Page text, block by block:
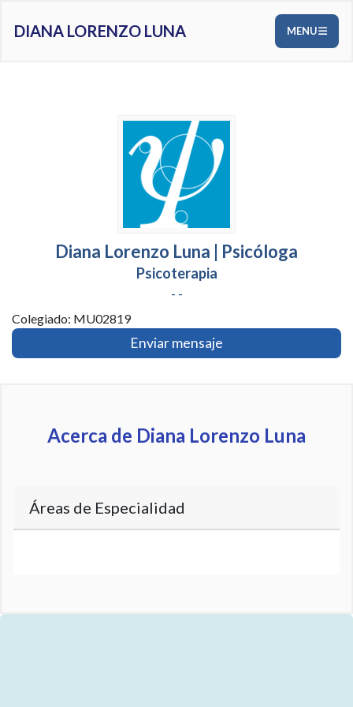
DIANA LORENZO LUNA MENU
Diana Lorenzo Luna | Psicóloga
Psicoterapia
- -
Colegiado: MU02819
Enviar mensaje
Acerca de Diana Lorenzo Luna
Áreas de Especialidad